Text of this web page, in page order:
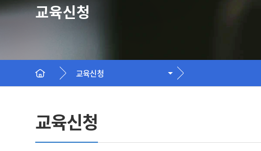
엄
엄
교육신청
교육신청
교육신청